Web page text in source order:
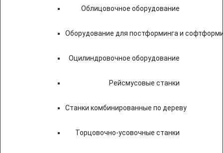
Облицовочное оборудование
Оборудование для постформинга и
Оцилиндровочное оборудование
Рейсмусовые станки
Станки комбинированные по дереву
Торцовочно-усовочные станки